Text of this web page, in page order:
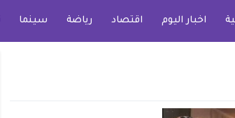
اخبار اليوم اقتصاد رياضة سينما